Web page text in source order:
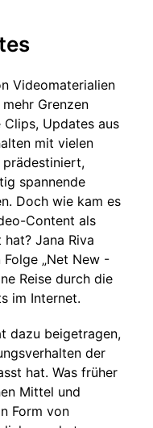
Videomaterialien
Grenzen
Updates aus
mit vielen
prädestiniert,
spannende
Doch wie kam es
Content als
Jana Riva
„Net New -
Reise durch die
im Internet.
dazu beigetragen,
der
hat. Was früher
Mittel und
Form von